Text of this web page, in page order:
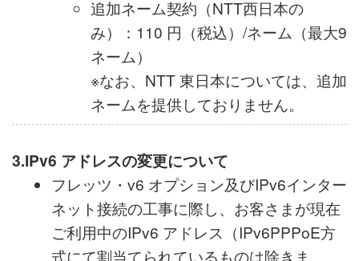
NTT 東日本：無料
月額費用
基本契約：無料（NTT西日本、NTT
東日本、1ネーム分の月額利用料含
む）
追加ネーム契約（NTT西日本の
み）：110 円（税込）/ネーム（最大9
ネーム）
※なお、NTT 東日本については、追加
ネームを提供しておりません。